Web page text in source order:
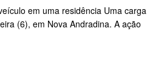
em uma residência Uma carga
(6), em Nova Andradina. A ação